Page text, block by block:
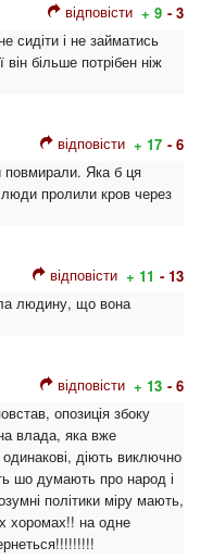
відповісти + 9 - 3
сидіти і не займатись
більше потрібен ніж
відповісти + 17 - 6
повмирали. Яка б ця
люди пролили кров через
відповісти + 11 - 13
людину, що вона
відповісти + 13 - 6
опозиція збоку
влада, яка вже
діють виключно
шо думають про народ і
політики міру мають,
хоромах!! на одне